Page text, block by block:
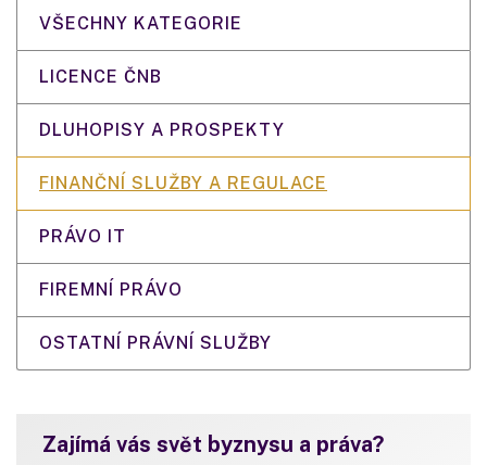
VŠECHNY KATEGORIE
LICENCE ČNB
DLUHOPISY A PROSPEKTY
FINANČNÍ SLUŽBY A REGULACE
PRÁVO IT
FIREMNÍ PRÁVO
OSTATNÍ PRÁVNÍ SLUŽBY
Zajímá vás svět byznysu a práva?